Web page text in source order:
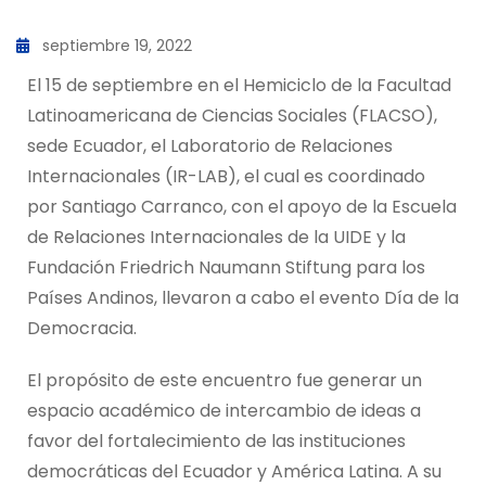
septiembre 19, 2022
El 15 de septiembre en el Hemiciclo de la Facultad
Latinoamericana de Ciencias Sociales (FLACSO),
sede Ecuador, el Laboratorio de Relaciones
Internacionales (IR-LAB), el cual es coordinado
por Santiago Carranco, con el apoyo de la Escuela
de Relaciones Internacionales de la UIDE y la
Fundación Friedrich Naumann Stiftung para los
Países Andinos, llevaron a cabo el evento Día de la
Democracia.
El propósito de este encuentro fue generar un
espacio académico de intercambio de ideas a
favor del fortalecimiento de las instituciones
democráticas del Ecuador y América Latina. A su